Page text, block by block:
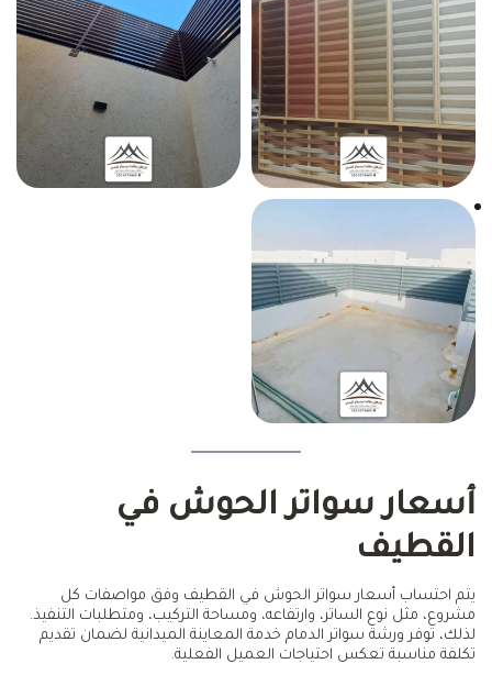
أسعار سواتر الحوش في
القطيف
يتم احتساب أسعار سواتر الحوش في القطيف وفق مواصفات كل
مشروع، مثل نوع الساتر، وارتفاعه، ومساحة التركيب، ومتطلبات التنفيذ.
لذلك، توفر ورشة سواتر الدمام خدمة المعاينة الميدانية لضمان تقديم
تكلفة مناسبة تعكس احتياجات العميل الفعلية.